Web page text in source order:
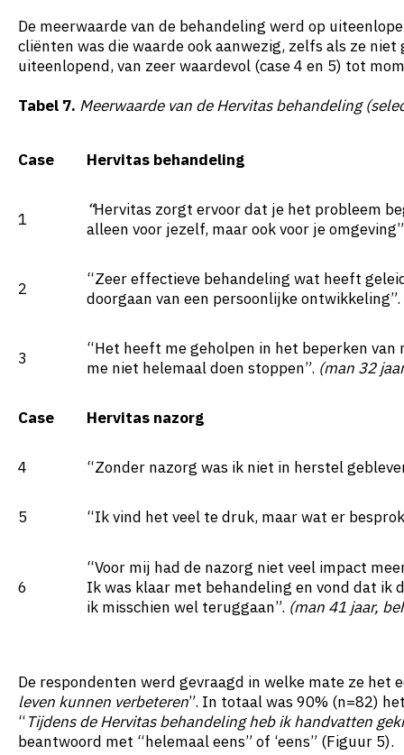
De meerwaarde van de behandeling werd op
cliënten was die waarde ook aanwezig, zelfs als ze
uiteenlopend, van zeer waardevol (case 4 en 5) tot
Tabel 7. Meerwaarde van de Hervitas behandeling
Case Hervitas behandeling
1 “Hervitas zorgt ervoor dat je het probleem
alleen voor jezelf, maar ook voor je
2
“Zeer effectieve behandeling wat heeft
doorgaan van een persoonlijke ontwikkeling”.
3
“Het heeft me geholpen in het beperken
me niet helemaal doen stoppen”. (man 32
Case Hervitas nazorg
4 “Zonder nazorg was ik niet in herstel
5 “Ik vind het veel te druk, maar wat er
6
“Voor mij had de nazorg niet veel impact
Ik was klaar met behandeling en vond dat ik
ik misschien wel teruggaan”. (man 41 jaar,
De respondenten werd gevraagd in welke mate ze het
leven kunnen verbeteren”. In totaal was 90% (n=82)
“Tijdens de Hervitas behandeling heb ik handvatten
beantwoord met “helemaal eens” of ‘eens” (Figuur 5).